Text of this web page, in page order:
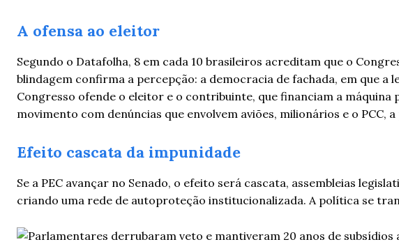
A ofensa ao eleitor
Segundo o Datafolha, 8 em cada 10 brasileiros acreditam que o
blindagem confirma a percepção: a democracia de fachada, em que a
Congresso ofende o eleitor e o contribuinte, que financiam a máquina
movimento com denúncias que envolvem aviões, milionários e o PCC,
Efeito cascata da impunidade
Se a PEC avançar no Senado, o efeito será cascata, assembleias
criando uma rede de autoproteção institucionalizada. A política se